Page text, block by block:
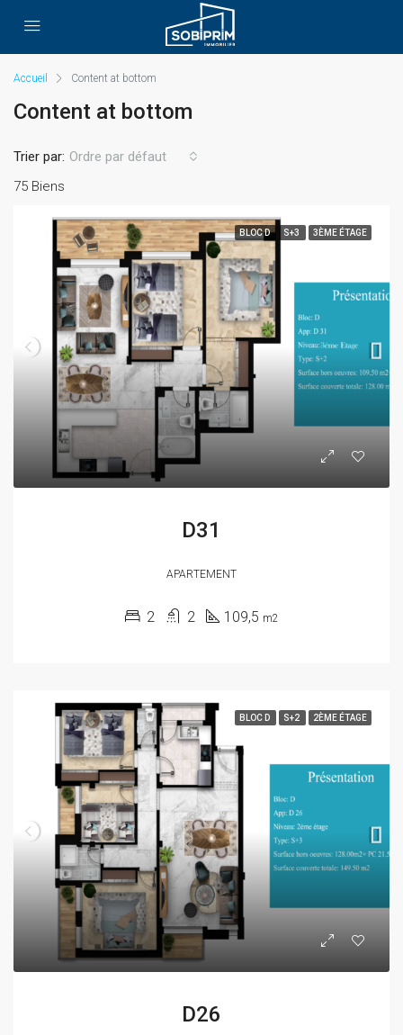
Accueil Content at bottom
Content at bottom
75 Biens
Trier par: Ordre par défaut
BLOC D S+3 3ÈME ÉTAGE
D31
APARTEMENT
2 2 109,5 m2
BLOC D S+2 2ÈME ÉTAGE
D26